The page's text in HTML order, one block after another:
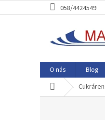
na
058/4424549
O nás Blog
Domov